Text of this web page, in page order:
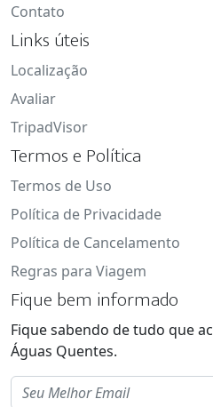
Contato
Links úteis
Localização
Avaliar
TripadVisor
Termos e Política
Termos de Uso
Política de Privacidade
Política de Cancelamento
Regras para Viagem
Fique bem informado
Fique sabendo de tudo que
Águas Quentes.
Email